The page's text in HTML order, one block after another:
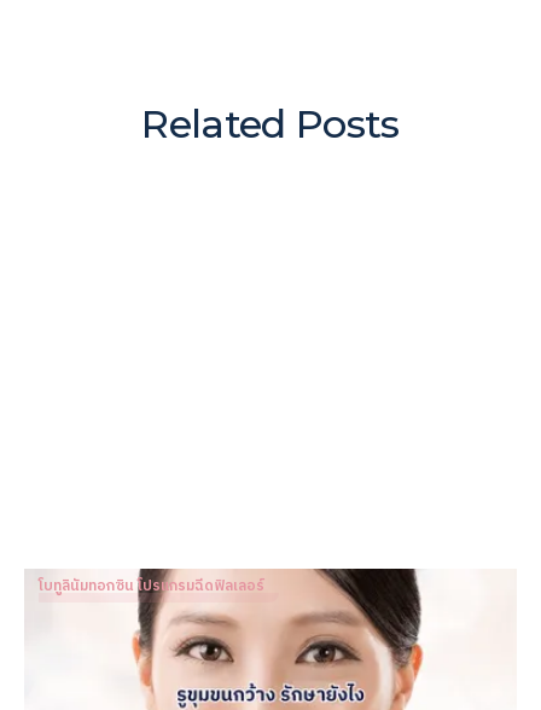
Related Posts
โบทูลินัมทอกซิน โปรแกรมฉีดฟิลเลอร์
รูขุมขนกว้าง รักษายังไงให้กลับมากระชับ เรียบเนียน
Dr. Patnapa Vejanurug